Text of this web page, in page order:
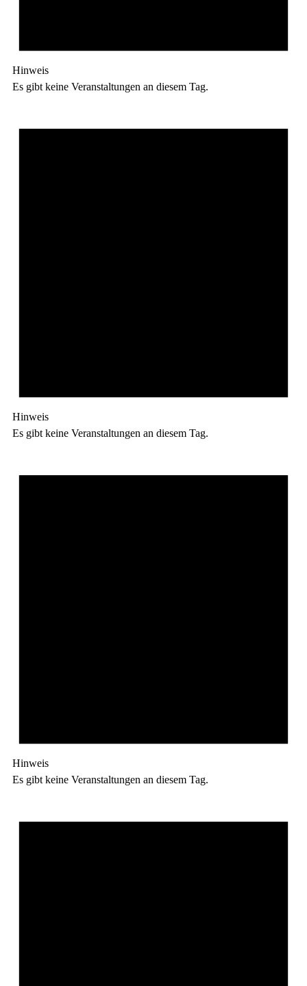
Hinweis
Es gibt keine Veranstaltungen an diesem Tag.
Hinweis
Es gibt keine Veranstaltungen an diesem Tag.
Hinweis
Es gibt keine Veranstaltungen an diesem Tag.